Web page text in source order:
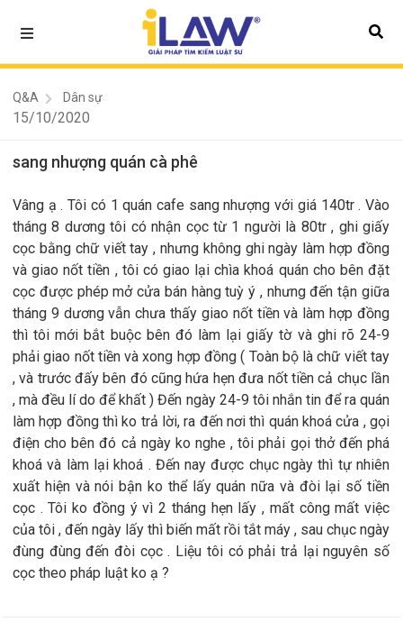
Q&A Dân sự
15/10/2020
sang nhượng quán cà phê
Vâng ạ . Tôi có 1 quán cafe sang nhượng với giá 140tr . Vào
tháng 8 dương tôi có nhận cọc từ 1 người là 80tr , ghi giấy
cọc bằng chữ viết tay , nhưng không ghi ngày làm hợp đồng
và giao nốt tiền , tôi có giao lại chìa khoá quán cho bên đặt
cọc được phép mở cửa bán hàng tuỳ ý , nhưng đến tận giữa
tháng 9 dương vẫn chưa thấy giao nốt tiền và làm hợp đồng
thì tôi mới bắt buộc bên đó làm lại giấy tờ và ghi rõ 24-9
phải giao nốt tiền và xong hợp đồng ( Toàn bộ là chữ viết tay
, và trước đấy bên đó cũng hứa hẹn đưa nốt tiền cả chục lần
, mà đều lí do để khất ) Đến ngày 24-9 tôi nhắn tin để ra quán
làm hợp đồng thì ko trả lời, ra đến nơi thì quán khoá cửa , gọi
điện cho bên đó cả ngày ko nghe , tôi phải gọi thở đến phá
khoá và làm lại khoá . Đến nay được chục ngày thì tự nhiên
xuất hiện và nói bận ko thể lấy quán nữa và đòi lại số tiền
cọc . Tôi ko đồng ý vì 2 tháng hẹn lấy , mất công mất việc
của tôi , đến ngày lấy thì biến mất rồi tắt máy , sau chục ngày
đùng đùng đến đòi cọc . Liệu tôi có phải trả lại nguyên số
cọc theo pháp luật ko ạ ?